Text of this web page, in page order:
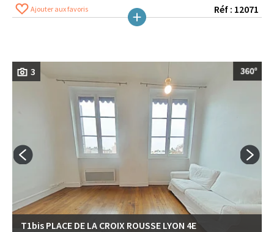
Ajouter aux favoris Réf : 12071
3
T1bis PLACE DE LA CROIX ROUSSE LYON 4E